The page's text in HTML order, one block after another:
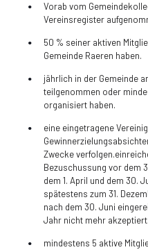
Vorab vom
Vereinsregister
50 % seiner aktiven
Gemeinde Raeren haben.
jährlich in der Gemeinde
teilgenommen oder
organisiert haben.
eine eingetragene
Zwecke
Bezuschussung vor dem
dem 1. April und dem 30.
spätestens zum 31.
nach dem 30. Juni
Jahr nicht mehr akzeptiert.
mindestens 5 aktive